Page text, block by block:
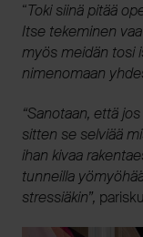
“Toki siinä pitää
Itse tekeminen
myös meidän tosi
nimenomaan
“Sanotaan, että
sitten se selviää
ihan kivaa
tunneilla
stressiäkin”,